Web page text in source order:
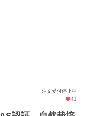
注文受付停止中
41